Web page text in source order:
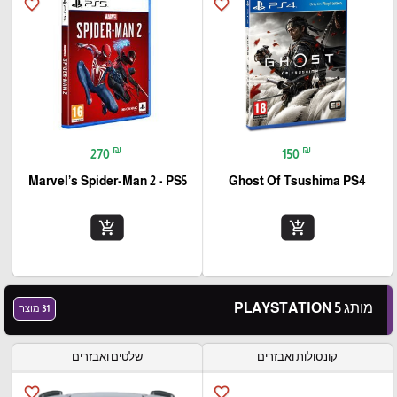
favorite_border
150 ₪
Ghost Of Tsushima PS4
add_shopping_cart
favorite_border
270 ₪
Marvel’s Spider-Man 2 - PS5
add_shopping_cart
מותג PLAYSTATION 5 31 מוצר
קונסולות ואבזרים
favorite_border
שלטים ואבזרים
favorite_border